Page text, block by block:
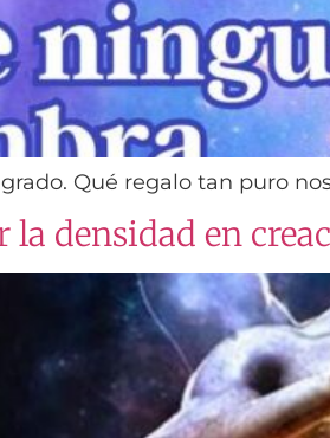
Qué regalo tan puro
densidad en